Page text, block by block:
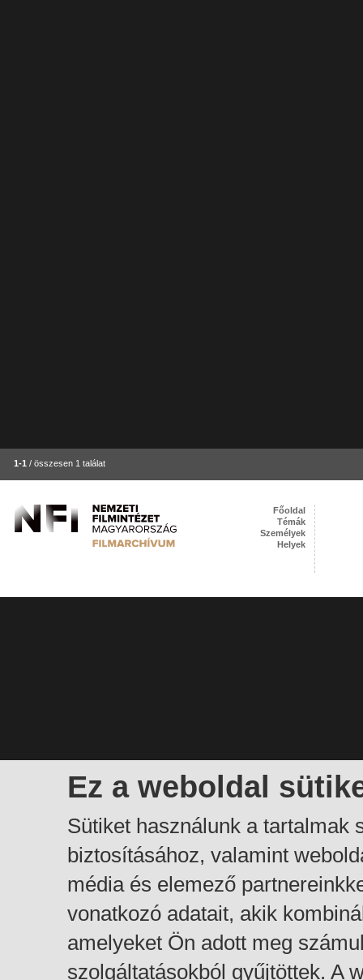
1-1 / összesen 1 találat
Ez a weboldal
Sütiket használunk a tartalmak
biztosításához, valamint
média és elemező
vonatkozó adatait, akik
amelyeket Ön adott meg
szolgáltatásokból gyűjtöttek. A
Főoldal
Témák
Személyek
Helyek